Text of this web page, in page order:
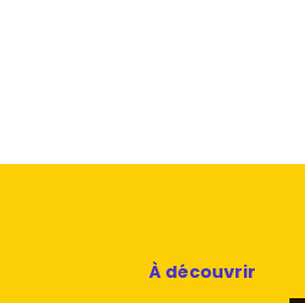
À découvrir